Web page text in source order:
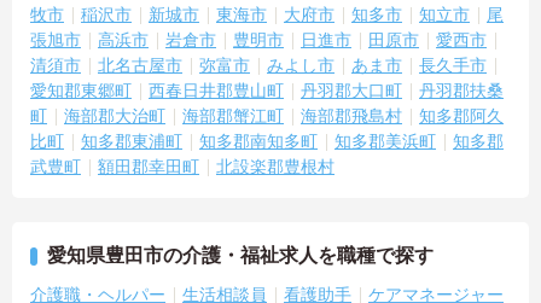
牧市
稲沢市 新城市 東海市 大府市 知多市 知立市
尾
張旭市
高浜市 岩倉市 豊明市 日進市 田原市
愛西市
清須市
北名古屋市 弥富市 みよし市 あま市
長久手市
愛知郡東郷町
西春日井郡豊山町 丹羽郡大口町
丹羽郡扶桑
町
海部郡大治町 海部郡蟹江町 海部郡飛島村
知多郡阿久
比町
知多郡東浦町 知多郡南知多町 知多郡美浜町
知多郡
武豊町
額田郡幸田町 北設楽郡豊根村
愛知県豊田市の介護・福祉求人を職種で探す
介護職・ヘルパー 生活相談員 看護助手
ケアマネージャー